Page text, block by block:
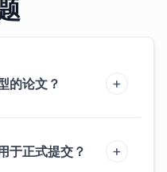
的论文？ +
于正式提交？ +